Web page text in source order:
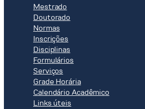
Mestrado
Doutorado
Normas
Inscrições
Disciplinas
Formulários
Serviços
Grade Horária
Calendário Acadêmico
Links úteis